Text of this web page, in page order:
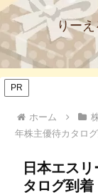
りー
PR
ホーム
年株主優待カタロ
日本エス
タログ到着